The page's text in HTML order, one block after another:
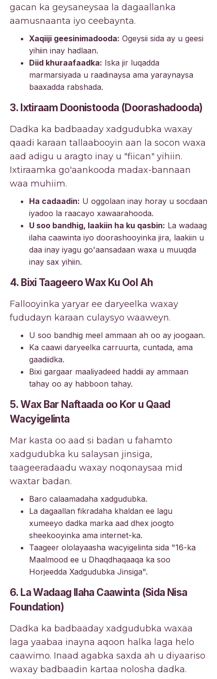
gacan ka geysaneysaa la dagaallanka
aamusnaanta iyo ceebaynta.
Xaqiiji geesinimadooda: Ogeysii sida ay u geesi
yihiin inay hadlaan.
Diid khuraafaadka: Iska jir luqadda
marmarsiyada u raadinaysa ama yaraynaysa
baaxadda rabshada.
3. Ixtiraam Doonistooda (Doorashadooda)
Dadka ka badbaaday xadgudubka waxay
qaadi karaan tallaabooyin aan la socon waxa
aad adigu u aragto inay u "fiican" yihiin.
Ixtiraamka go'aankooda madax-bannaan
waa muhiim.
Ha cadaadin: U oggolaan inay horay u socdaan
iyadoo la raacayo xawaarahooda.
U soo bandhig, laakiin ha ku qasbin: La wadaag
ilaha caawinta iyo doorashooyinka jira, laakiin u
daa inay iyagu go'aansadaan waxa u muuqda
inay sax yihiin.
4. Bixi Taageero Wax Ku Ool Ah
Fallooyinka yaryar ee daryeelka waxay
fududayn karaan culaysyo waaweyn.
U soo bandhig meel ammaan ah oo ay joogaan.
Ka caawi daryeelka carruurta, cuntada, ama
gaadiidka.
Bixi gargaar maaliyadeed haddii ay ammaan
tahay oo ay habboon tahay.
5. Wax Bar Naftaada oo Kor u Qaad
Wacyigelinta
Mar kasta oo aad si badan u fahamto
xadgudubka ku salaysan jinsiga,
taageeradaadu waxay noqonaysaa mid
waxtar badan.
Baro calaamadaha xadgudubka.
La dagaallan fikradaha khaldan ee lagu
xumeeyo dadka marka aad dhex joogto
sheekooyinka ama internet-ka.
Taageer ololayaasha wacyigelinta sida "16-ka
Maalmood ee u Dhaqdhaqaaqa ka soo
Horjeedda Xadgudubka Jinsiga".
6. La Wadaag Ilaha Caawinta (Sida Nisa
Foundation)
Dadka ka badbaaday xadgudubka waxaa
laga yaabaa inayna aqoon halka laga helo
caawimo. Inaad agabka saxda ah u diyaariso
waxay badbaadin kartaa nolosha dadka.